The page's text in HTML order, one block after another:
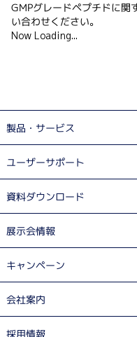
GMPグレードペプチドに関
い合わせください。
Now Loading...
製品・サービス
ユーザーサポート
資料ダウンロード
展示会情報
キャンペーン
会社案内
採用情報